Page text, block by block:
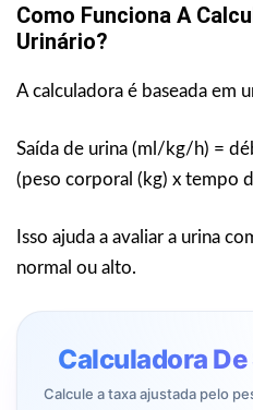
Como Funciona A
Urinário?
A calculadora é baseada em
Saída de urina (ml/kg/h) =
(peso corporal (kg) x tempo
Isso ajuda a avaliar a urina
normal ou alto.
Calculadora De
Calcule a taxa ajustada pelo